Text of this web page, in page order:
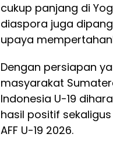
cukup panjang di
diaspora juga
upaya
Dengan persiapan
masyarakat
Indonesia U-19
hasil positif
AFF U-19 2026.